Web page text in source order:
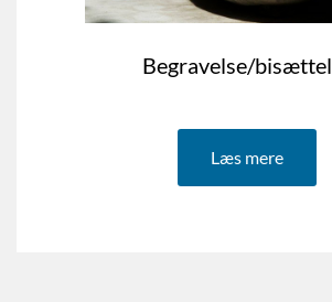
Begravelse/
Læs mere